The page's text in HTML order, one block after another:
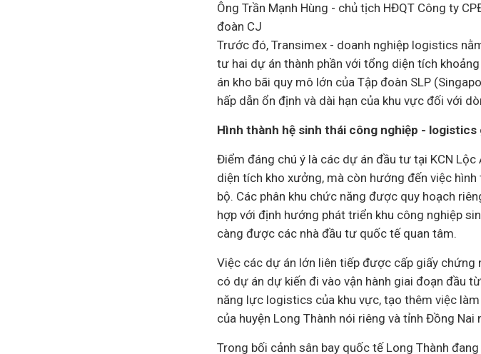
Ông Trần Mạnh Hùng - chủ tịch HĐQT Công ty
đoàn CJ
Trước đó, Transimex - doanh nghiệp logistics
tư hai dự án thành phần với tổng diện tích
án kho bãi quy mô lớn của Tập đoàn SLP
hấp dẫn ổn định và dài hạn của khu vực đối với
Hình thành hệ sinh thái công nghiệp -
Điểm đáng chú ý là các dự án đầu tư tại KCN
diện tích kho xưởng, mà còn hướng đến việc
bộ. Các phân khu chức năng được quy hoạch
hợp với định hướng phát triển khu công nghiệp
càng được các nhà đầu tư quốc tế quan tâm.
Việc các dự án lớn liên tiếp được cấp giấy
có dự án dự kiến đi vào vận hành giai đoạn đầu
năng lực logistics của khu vực, tạo thêm việc
của huyện Long Thành nói riêng và tỉnh Đồng Nai
Trong bối cảnh sân bay quốc tế Long Thành